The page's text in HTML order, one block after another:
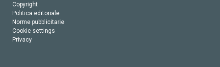
Copyright
Politica editoriale
Norme pubblicitarie
Cookie settings
Privacy